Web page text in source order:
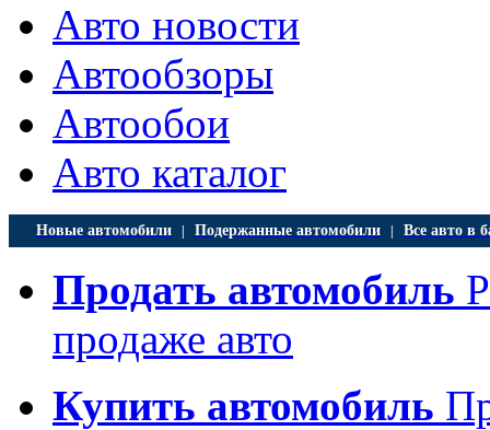
Авто новости
Автообзоры
Автообои
Авто каталог
Новые автомобили Подержанные автомобили Все авто в
Продать автомобиль
продаже авто
Купить автомобиль